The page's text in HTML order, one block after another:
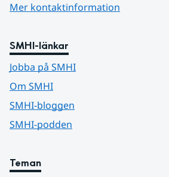
Mer kontaktinformation
SMHI-länkar
Jobba på SMHI
Om SMHI
SMHI-bloggen
SMHI-podden
Teman